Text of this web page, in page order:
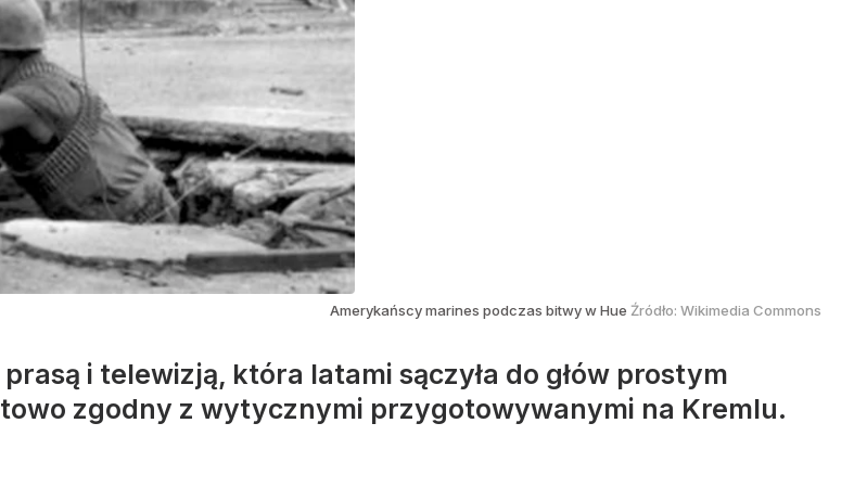
Amerykańscy marines podczas bitwy w Hue Źródło: Wikimedia Commons
i telewizją, która latami sączyła do głów prostym
zgodny z wytycznymi przygotowywanymi na Kremlu.